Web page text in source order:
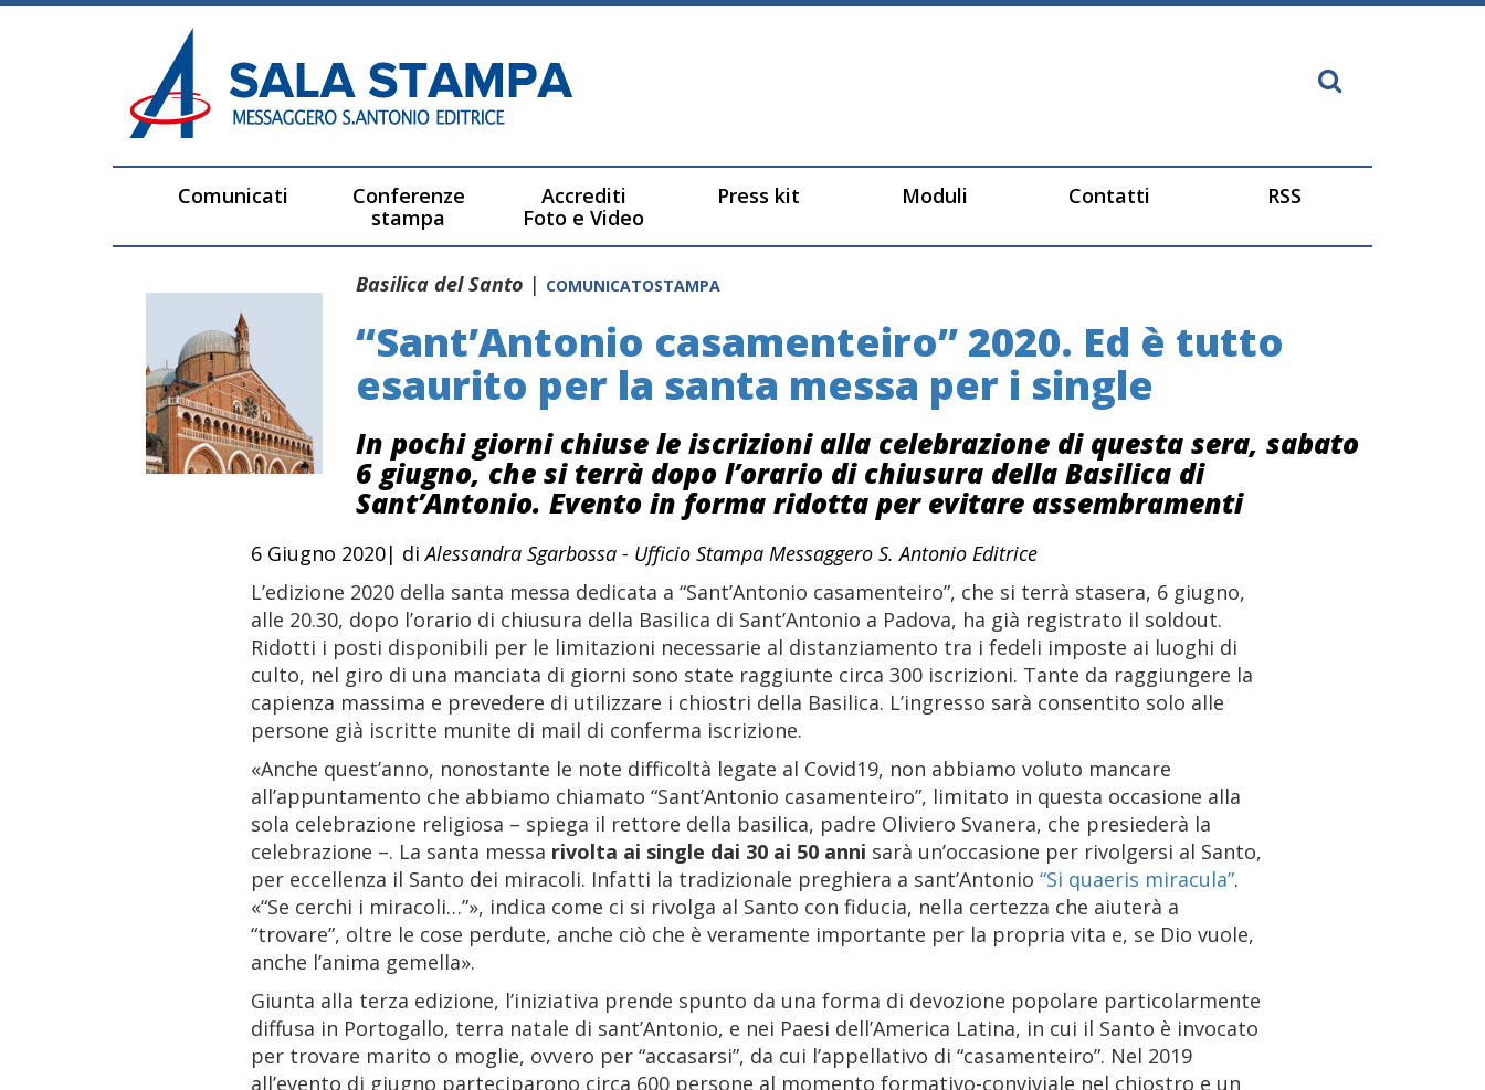
Comunicati
Conferenze
stampa
Accrediti
Foto e Video
Press kit Moduli Contatti RSS
Basilica del Santo | COMUNICATOSTAMPA
“Sant’Antonio casamenteiro” 2020. Ed è tutto
esaurito per la santa messa per i single
In pochi giorni chiuse le iscrizioni alla celebrazione di questa sera, sabato
6 giugno, che si terrà dopo l’orario di chiusura della Basilica di
Sant’Antonio. Evento in forma ridotta per evitare assembramenti
6 Giugno 2020| diAlessandra Sgarbossa - Ufficio Stampa Messaggero S. Antonio Editrice
L’edizione 2020 della santa messa dedicata a “Sant’Antonio casamenteiro”, che si terrà stasera, 6 giugno,
alle 20.30, dopo l’orario di chiusura della Basilica di Sant’Antonio a Padova, ha già registrato il soldout.
Ridotti i posti disponibili per le limitazioni necessarie al distanziamento tra i fedeli imposte ai luoghi di
culto, nel giro di una manciata di giorni sono state raggiunte circa 300 iscrizioni. Tante da raggiungere la
capienza massima e prevedere di utilizzare i chiostri della Basilica. L’ingresso sarà consentito solo alle
persone già iscritte munite di mail di conferma iscrizione.
«Anche quest’anno, nonostante le note difficoltà legate al Covid19, non abbiamo voluto mancare
all’appuntamento che abbiamo chiamato “Sant’Antonio casamenteiro”, limitato in questa occasione alla
sola celebrazione religiosa – spiega il rettore della basilica, padre Oliviero Svanera, che presiederà la
celebrazione –. La santa messa rivolta ai single dai 30 ai 50 anni sarà un’occasione per rivolgersi al Santo,
per eccellenza il Santo dei miracoli. Infatti la tradizionale preghiera a sant’Antonio “Si quaeris miracula”.
«“Se cerchi i miracoli…”», indica come ci si rivolga al Santo con fiducia, nella certezza che aiuterà a
“trovare”, oltre le cose perdute, anche ciò che è veramente importante per la propria vita e, se Dio vuole,
anche l’anima gemella».
Giunta alla terza edizione, l’iniziativa prende spunto da una forma di devozione popolare particolarmente
diffusa in Portogallo, terra natale di sant’Antonio, e nei Paesi dell’America Latina, in cui il Santo è invocato
per trovare marito o moglie, ovvero per “accasarsi”, da cui l’appellativo di “casamenteiro”. Nel 2019
all’evento di giugno parteciparono circa 600 persone al momento formativo-conviviale nel chiostro e un